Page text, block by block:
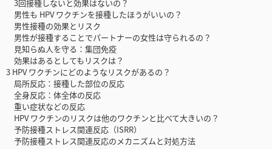
3回接種しないと効果はないの？
男性も HPV ワクチンを接種したほうがいいの？
男性接種の効果とリスク
男性が接種することでパートナーの女性は守られるの？
見知らぬ人を守る：集団免疫
効果はあるとしてもリスクは？
3 HPV ワクチンにどのようなリスクがあるの？
局所反応：接種した部位の反応
全身反応：体全体の反応
重い症状などの反応
HPV ワクチンのリスクは他のワクチンと比べて大きいの？
予防接種ストレス関連反応（ISRR）
予防接種ストレス関連反応のメカニズムと対処方法